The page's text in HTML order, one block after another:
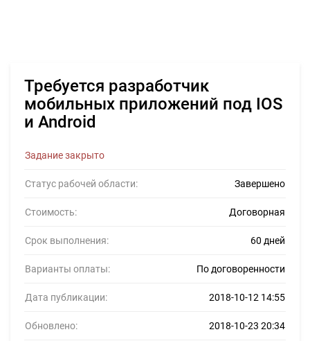
Требуется разработчик
мобильных приложений под IOS
и Android
Задание закрыто
Статус рабочей области: Завершено
Стоимость: Договорная
Срок выполнения: 60 дней
Варианты оплаты: По договоренности
Дата публикации: 2018-10-12 14:55
Обновлено: 2018-10-23 20:34